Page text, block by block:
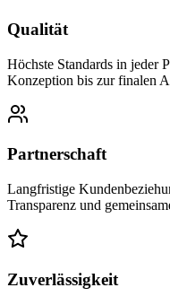
Qualität
Höchste Standards in jeder
Konzeption bis zur finalen
Partnerschaft
Langfristige
Transparenz und
Zuverlässigkeit